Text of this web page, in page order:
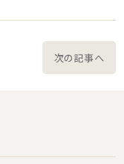
次の記事へ